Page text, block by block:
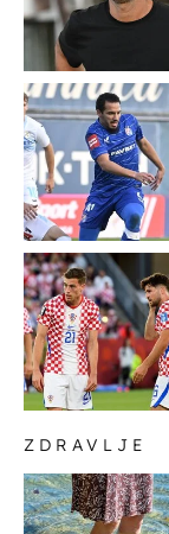
ZDRAVLJE